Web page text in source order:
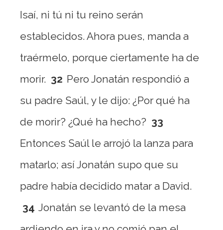
Isaí, ni tú ni tu reino serán
establecidos. Ahora pues, manda a
traérmelo, porque ciertamente ha de
morir. 32 Pero Jonatán respondió a
su padre Saúl, y le dijo: ¿Por qué ha
de morir? ¿Qué ha hecho? 33
Entonces Saúl le arrojó la lanza para
matarlo; así Jonatán supo que su
padre había decidido matar a David.
34 Jonatán se levantó de la mesa